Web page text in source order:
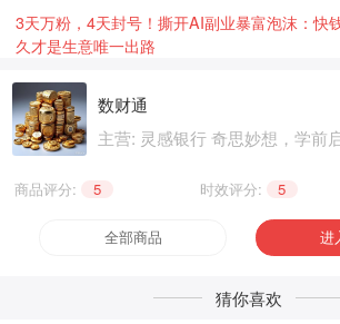
3天万粉，4天封号！撕开AI副业暴富泡沫：快
久才是生意唯一出路
数财通
主营: 灵感银行 奇思妙想，学前启蒙 激发潜能，基
个性生活，健康养生 精神文化
商品评分: 5 时效评分: 5
全部商品 进
猜你喜欢